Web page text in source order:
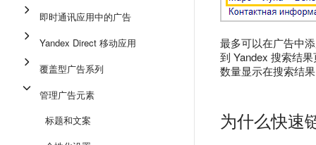
即时通讯应用中的广告
Yandex Direct 移动应用
覆盖型广告系列
管理广告元素
标题和文案
最多可以在广告中
到 Yandex 搜索结
数量显示在搜索结
为什么快速